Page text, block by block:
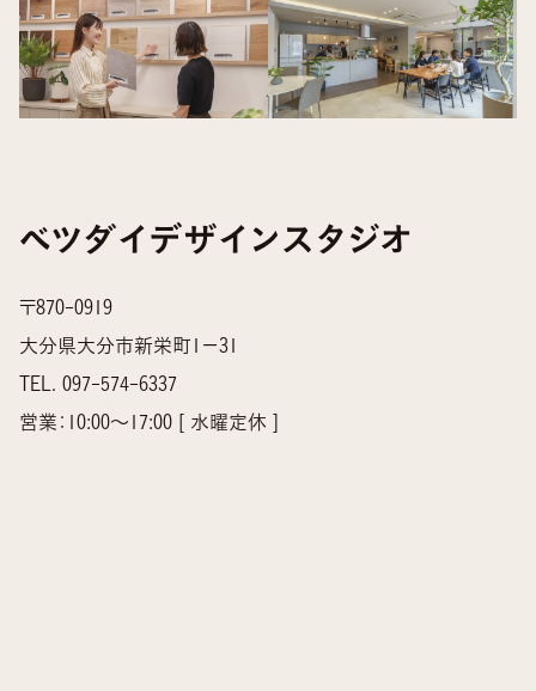
ベツダイデザインスタジオ
〒870-0919
大分県大分市新栄町1−31
TEL. 097-574-6337
営業：10:00～17:00 [ 水曜定休 ]